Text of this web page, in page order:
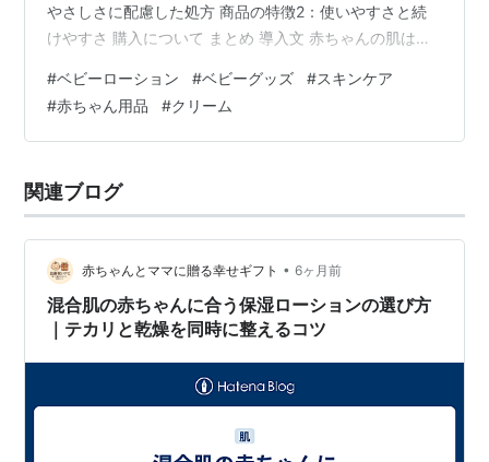
やさしさに配慮した処方 商品の特徴2：使いやすさと続
けやすさ 購入について まとめ 導入文 赤ちゃんの肌はと
といわれています。そのため、「どんなスキンケアを選
べばいいのか分からない」と悩むママ・パパも多いので
はないでしょうか。 そんな中で注目されているのが、や
する【アロベビー ミルクローション】は、現役ママの声
をもとに誕生した国産…
#ベビーローション #ベビーグッズ #スキンケア
#赤ちゃん用品 #クリーム
関連ブログ
赤ちゃんとママに贈る幸せギフト • 6ヶ月前
混合肌の赤ちゃんに合う保湿ローションの選び方
｜テカリと乾燥を同時に整えるコツ